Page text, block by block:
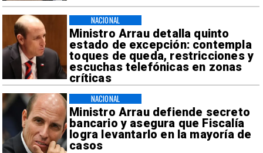
Ministro Arrau detalla quinto
estado de excepción: contempla
toques de queda, restricciones y
escuchas telefónicas en zonas
críticas
NACIONAL
Ministro Arrau defiende secreto
bancario y asegura que Fiscalía
logra levantarlo en la mayoría de
casos
NACIONAL